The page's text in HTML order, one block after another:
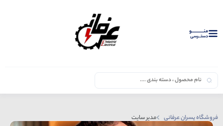
منــــــــــــو
دستــرسی
فروشگاه پسران عرفانی مدیر سایت